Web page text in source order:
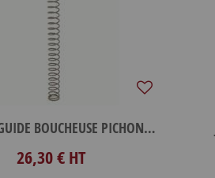
RESSORT GUIDE BOUCHEUSE PICHONNEAU
26,30 € HT